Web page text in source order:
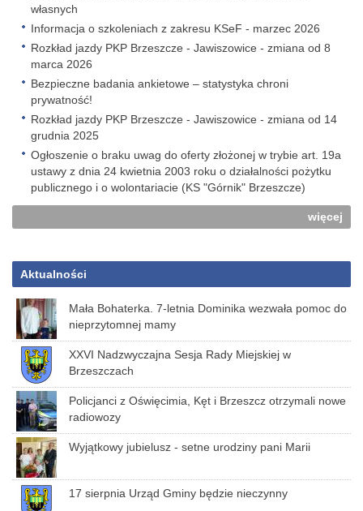
własnych
Informacja o szkoleniach z zakresu KSeF - marzec 2026
Rozkład jazdy PKP Brzeszcze - Jawiszowice - zmiana od 8
marca 2026
Bezpieczne badania ankietowe – statystyka chroni
prywatność!
Rozkład jazdy PKP Brzeszcze - Jawiszowice - zmiana od 14
grudnia 2025
Ogłoszenie o braku uwag do oferty złożonej w trybie art. 19a
ustawy z dnia 24 kwietnia 2003 roku o działalności pożytku
publicznego i o wolontariacie (KS "Górnik" Brzeszcze)
więcej
Aktualności
Mała Bohaterka. 7-letnia Dominika wezwała pomoc do
nieprzytomnej mamy
XXVI Nadzwyczajna Sesja Rady Miejskiej w
Brzeszczach
Policjanci z Oświęcimia, Kęt i Brzeszcz otrzymali nowe
radiowozy
Wyjątkowy jubielusz - setne urodziny pani Marii
17 sierpnia Urząd Gminy będzie nieczynny